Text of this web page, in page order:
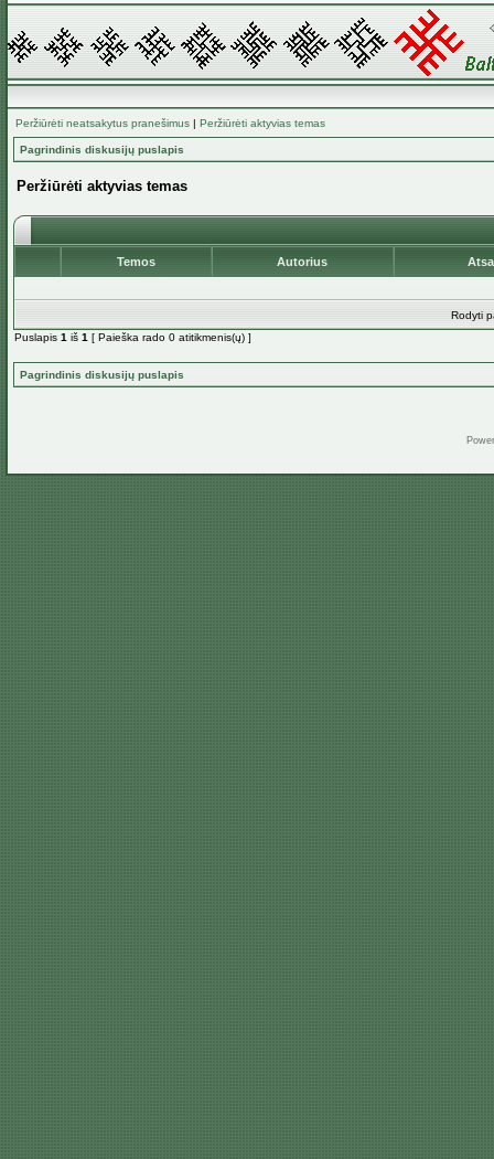
Peržiūrėti neatsakytus pranešimus | Peržiūrėti aktyvias temas
Pagrindinis diskusijų puslapis
Peržiūrėti aktyvias temas
Temos Autorius
Rodyti
Puslapis 1 iš 1 [ Paieška rado 0 atitikmenis(ų) ]
Pagrindinis diskusijų puslapis